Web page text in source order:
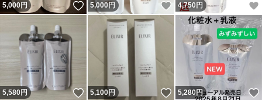
5,000円 いいね！
5,000円 いいね！
4,750 円
5,580円 いいね！
5,100円 いいね！
5,280円